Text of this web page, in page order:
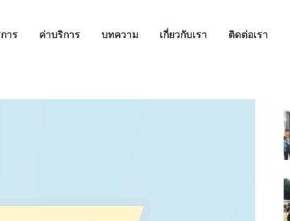
าร ค่าบริการ บทความ เกี่ยวกับเรา ติดต่อเรา